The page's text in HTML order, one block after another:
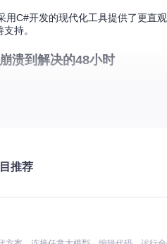
用C#开发的现代化工具提供了更直
持。
溃到解决的48小时
署工作，新版本发布后收到大量用
化之旅
分Windows 10设备上出现随机崩溃
。通过工具的"依赖冲突检测"功能
关系的利器
推荐